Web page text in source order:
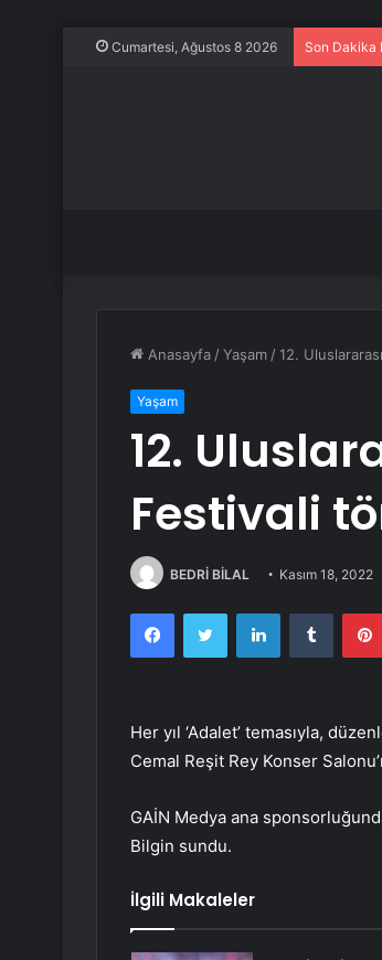
Cumartesi, Ağustos 8 2026 Son Dakika
Anasayfa /Yaşam /12.
Yaşam
12.
Festivali
BEDRİ BİLAL Kasım 18, 2022
FacebookTwitter LinkedInTumblr
Her yıl ‘Adalet’ temasıyla,
Cemal Reşit Rey Konser
GAİN Medya ana
Bilgin sundu.
İlgili Makaleler